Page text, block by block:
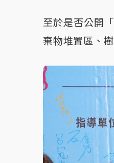
至於是否公開
棄物堆置區、